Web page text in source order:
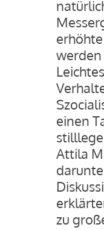
einen
Attila
zu